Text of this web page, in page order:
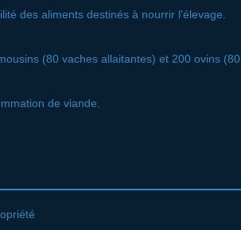
des aliments destinés à nourrir l'élevage.
(80 vaches allaitantes) et 200 ovins (80
de viande.